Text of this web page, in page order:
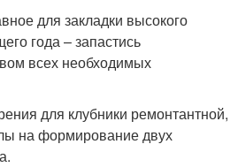
для закладки высокого
года – запастись
всех необходимых
для клубники ремонтантной,
на формирование двух